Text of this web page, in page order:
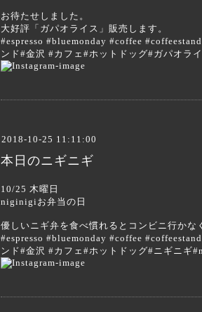
お待たせしました。
大好評「ガパオライス」販売します。
#espresso #bluemonday #coffee
ンド#金沢 #カフェ#ホットドッグ#ガパオラ
2018-10-25 11:11:00
本日のニギニギ
10/25 木曜日
niginigiお弁当の日
優しいニギ弁を食べ慣れるとコンビニ行かな
#espresso #bluemonday #coffee
ンド#金沢 #カフェ#ホットドッグ#ニギニギ